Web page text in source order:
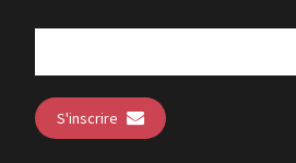
S'inscrire